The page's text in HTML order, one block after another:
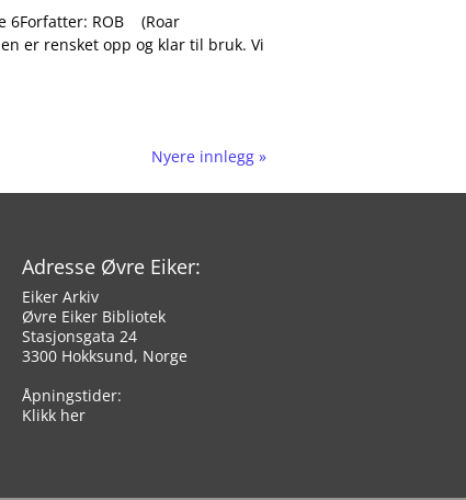
6Forfatter: ROB (Roar
er rensket opp og klar til bruk. Vi
Nyere innlegg »
Adresse Øvre Eiker:
Eiker Arkiv
Øvre Eiker Bibliotek
Stasjonsgata 24
3300 Hokksund, Norge
Åpningstider:
Klikk her